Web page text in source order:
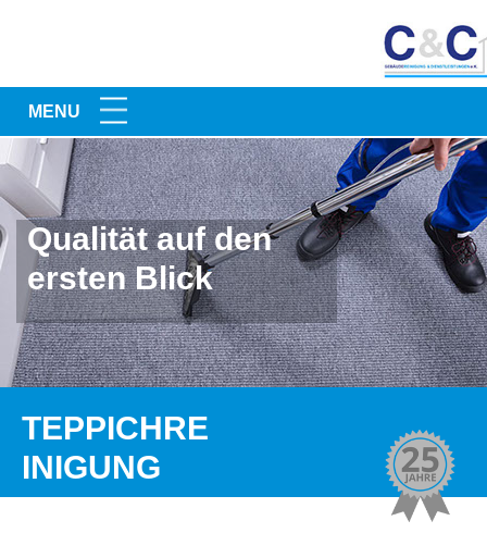
MENU
Qualität auf den
ersten Blick
TEPPICHRE
INIGUNG